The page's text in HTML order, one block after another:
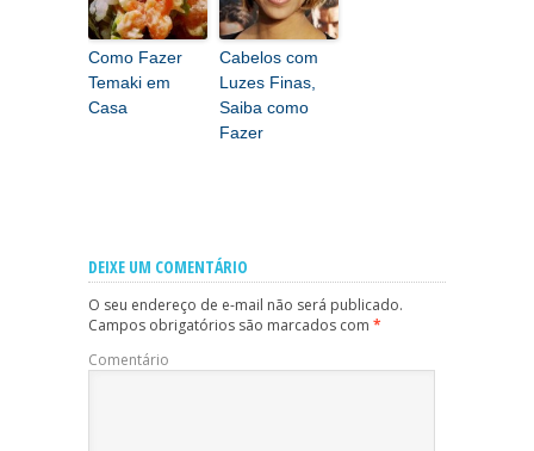
Como Fazer
Temaki em
Casa
Cabelos com
Luzes Finas,
Saiba como
Fazer
DEIXE UM COMENTÁRIO
O seu endereço de e-mail não será publicado.
Campos obrigatórios são marcados com *
Comentário